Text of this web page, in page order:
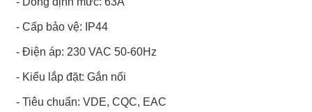
- Cấp bảo vệ: IP44
- Điện áp: 230 VAC 50-60Hz
- Kiểu lắp đặt: Gắn nối
- Tiêu chuẩn: VDE, CQC, EAC